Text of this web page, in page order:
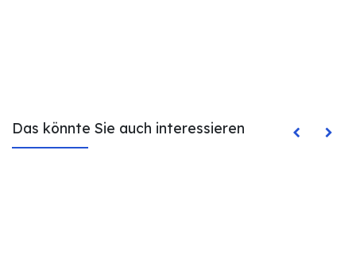
Das könnte Sie auch interessieren